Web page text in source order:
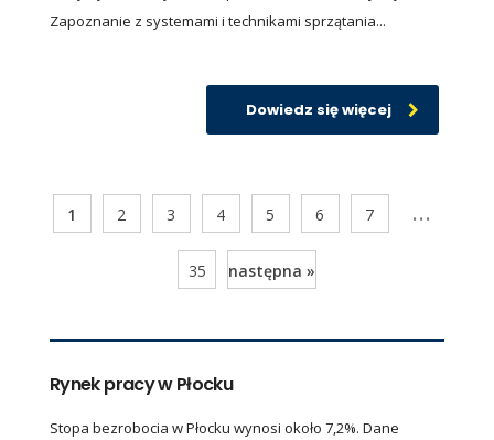
Zapoznanie z systemami i technikami sprzątania...
Dowiedz się więcej
1 2 3 4 5 6 7 ...
35 następna »
Rynek pracy w Płocku
Stopa bezrobocia w Płocku wynosi około 7,2%. Dane